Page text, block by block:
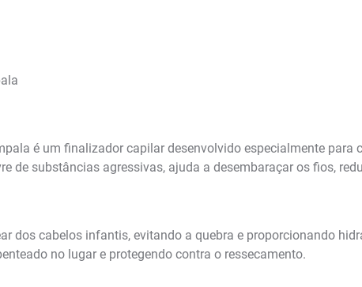
é um finalizador capilar desenvolvido especialmente para
de substâncias agressivas, ajuda a desembaraçar os fios,
dos cabelos infantis, evitando a quebra e proporcionando
no lugar e protegendo contra o ressecamento.